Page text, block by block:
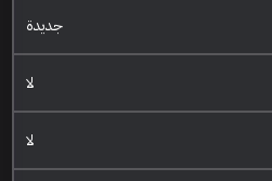
جديدة
لا
لا